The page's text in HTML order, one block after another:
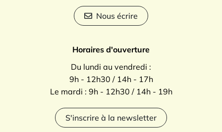
Nous écrire
Horaires d'ouverture
Du lundi au vendredi :
9h - 12h30 / 14h - 17h
Le mardi : 9h - 12h30 / 14h - 19h
S'inscrire à la newsletter